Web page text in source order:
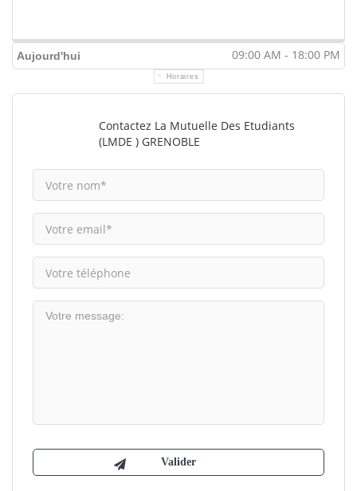
Aujourd'hui 09:00 AM - 18:00 PM
Horaires
Contactez La Mutuelle Des Etudiants
(LMDE ) GRENOBLE